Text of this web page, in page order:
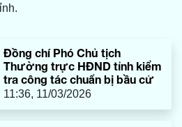
Đồng chí Phó Chủ tịch
Thường trực HĐND tỉnh kiểm
tra công tác chuẩn bị bầu cử
11:36, 11/03/2026